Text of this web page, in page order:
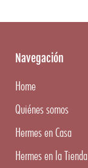
Navegación
Home
Quiénes somos
Hermes en Casa
Hermes en la Tienda